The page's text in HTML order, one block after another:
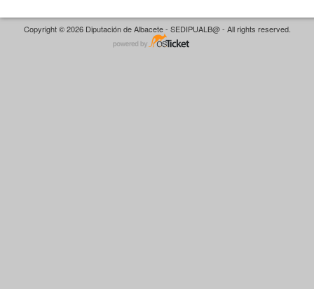
Copyright © 2026 Diputación de Albacete - SEDIPUALB@ - All rights reserved.